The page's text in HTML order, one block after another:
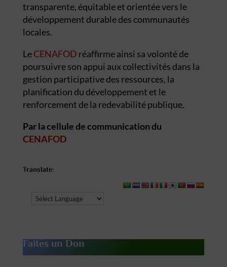
transparente, équitable et orientée vers le
développement durable des communautés
locales.
LeCENAFOD réaffirme ainsi sa volonté de
poursuivre son appui aux collectivités dans la
gestion participative des ressources, la
planification du développement et le
renforcement de la redevabilité publique.
Par la cellule de communication du
CENAFOD
Translate:
Faites un Don